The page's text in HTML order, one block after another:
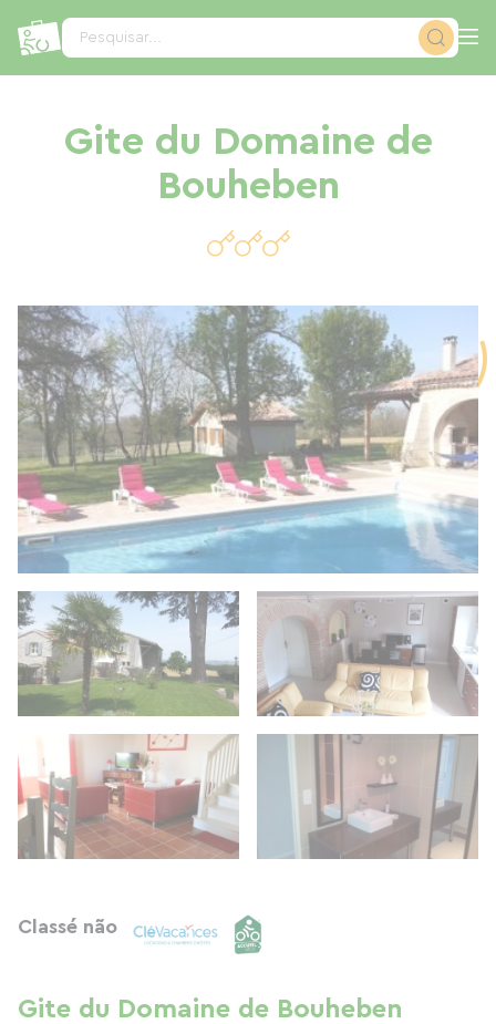
Pesquisar...
Gite du Domaine de
Bouheben
Classé não
Gite du Domaine de Bouheben
Painel de Gerenciamento de Cookies